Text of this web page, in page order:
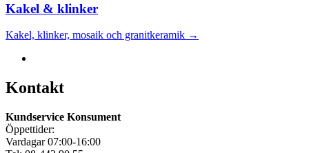
Kakel & klinker
Kakel, klinker, mosaik och granitkeramik →
Kontakt
Kundservice Konsument
Öppettider:
Vardagar 07:00-16:00